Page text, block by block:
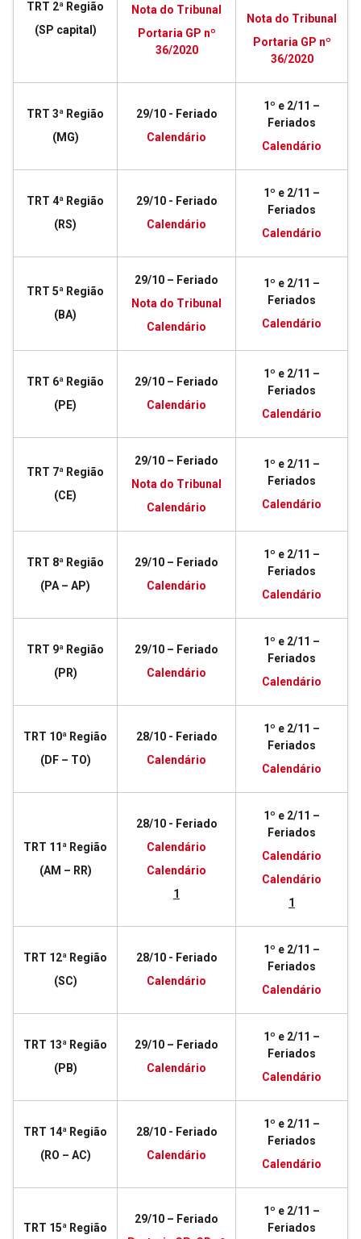
TRT 2ª Região
(SP capital)
Nota do Tribunal
Portaria GP nº
36/2020
Nota do Tribunal
Portaria GP nº
36/2020
TRT 3ª Região
(MG)
29/10 - Feriado
Calendário
1º e 2/11 –
Feriados
Calendário
TRT 4ª Região
(RS)
29/10 - Feriado
Calendário
1º e 2/11 –
Feriados
Calendário
TRT 5ª Região
(BA)
29/10 – Feriado
Nota do Tribunal
Calendário
1º e 2/11 –
Feriados
Calendário
TRT 6ª Região
(PE)
29/10 – Feriado
Calendário
1º e 2/11 –
Feriados
Calendário
TRT 7ª Região
(CE)
29/10 – Feriado
Nota do Tribunal
Calendário
1º e 2/11 –
Feriados
Calendário
TRT 8ª Região
(PA – AP)
29/10 – Feriado
Calendário
1º e 2/11 –
Feriados
Calendário
TRT 9ª Região
(PR)
29/10 – Feriado
Calendário
1º e 2/11 –
Feriados
Calendário
TRT 10ª Região
(DF – TO)
28/10 - Feriado
Calendário
1º e 2/11 –
Feriados
Calendário
TRT 11ª Região
(AM – RR)
28/10 - Feriado
Calendário
Calendário
1
1º e 2/11 –
Feriados
Calendário
Calendário
1
TRT 12ª Região
(SC)
28/10 - Feriado
Calendário
1º e 2/11 –
Feriados
Calendário
TRT 13ª Região
(PB)
29/10 – Feriado
Calendário
1º e 2/11 –
Feriados
Calendário
TRT 14ª Região
(RO – AC)
28/10 - Feriado
Calendário
1º e 2/11 –
Feriados
Calendário
TRT 15ª Região
29/10 – Feriado
1º e 2/11 –
Feriados